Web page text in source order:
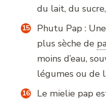
du lait, du
Phutu Pap :
plus sèche de
moins d’eau,
légumes ou de
Le mielie pap